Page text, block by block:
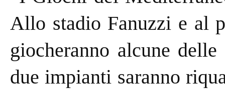
Allo stadio Fanuzzi e al
giocheranno alcune
due impianti saranno